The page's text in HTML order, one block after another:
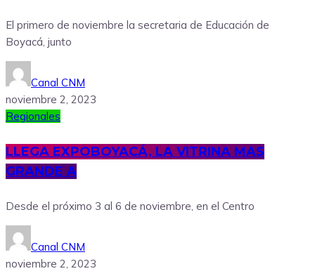
El primero de noviembre la secretaria de Educación de
Boyacá, junto
Canal CNM
noviembre 2, 2023
Regionales
LLEGA EXPOBOYACÁ, LA VITRINA MAS
GRANDE A
Desde el próximo 3 al 6 de noviembre, en el Centro
Canal CNM
noviembre 2, 2023